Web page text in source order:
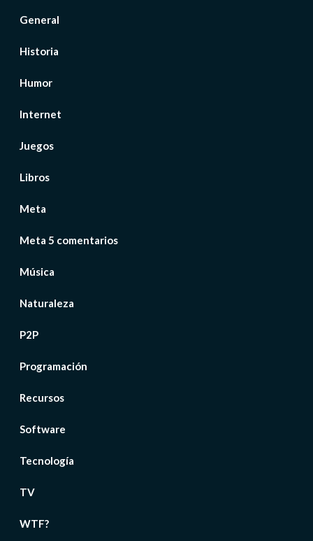
General
Historia
Humor
Internet
Juegos
Libros
Meta
Meta 5 comentarios
Música
Naturaleza
P2P
Programación
Recursos
Software
Tecnología
TV
WTF?